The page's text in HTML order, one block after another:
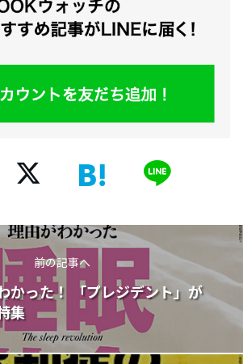
前の記事へ
かった！ 「プレジデント」が
集